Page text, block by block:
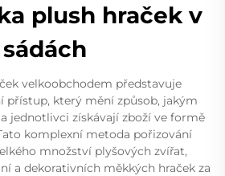
plush hraček v
sádách
velkoobchodem představuje
přístup, který mění způsob, jakým
jednotlivci získávají zboží ve formě
komplexní metoda pořizování
množství plyšových zvířat,
a dekorativních měkkých hraček za